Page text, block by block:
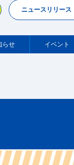
ニュースリリース
らせ イベント